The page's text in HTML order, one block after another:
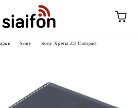
Sony Sony Xperia Z3 Compact